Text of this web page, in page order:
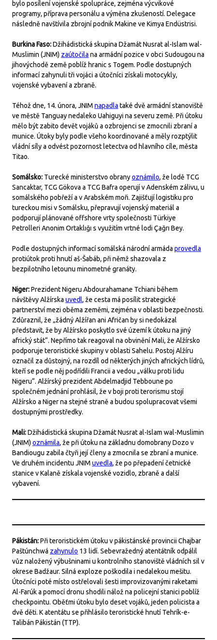
bylo posílení vojenské spolupráce, zejména výcvikové
programy, příprava personálu a výměna zkušeností. Delegace
následně navštívila zbrojní podnik Makine ve Kimya Endüstrisi.
Burkina Faso:Džihádistická skupina Džamát Nusrat al-Islam wal-
Muslimin (JNIM) zaútočila na armádní pozice v obci Sudougou na
jihovýchodě země poblíž hranic s Togem. Podle dostupných
informací zahynuli tři vojáci a útočníci získali motocykly,
vojenské vybavení a zbraně.
Téhož dne, 14. února, JNIM napadla také dvě armádní stanoviště
ve městě Tanguay nedaleko Uahiguyi na severu země. Při útoku
mělo být zabito devět vojáků a ozbrojenci se zmocnili zbraní a
munice. Útoky byly podle všeho koordinované a měly rozptýlit
vládní síly a odvést pozornost letectva od hlavního cíle, města
Titao.
Somálsko: Turecké ministerstvo obranyoznámilo, že lodě TCG
Sancaktar, TCG Gökova a TCG Bafra operují v Adenském zálivu, u
somálského pobřeží a v Arabském moři. Zajišťují logistiku pro
tureckou misi v Somálsku, přepravují vojenský materiál a
podporují plánované offshore vrty společnosti Türkiye
Petrolleri Anonim Ortaklığı s využitím vrtné lodi Çağrı Bey.
Podle dostupných informací somálská národní armáda provedla
protiútok proti hnutí aš-Šabáb, při němž shazovala z
bezpilotního letounu minometné granáty.
Niger:Prezident Nigeru Abdourahamane Tchiani během
návštěvy Alžírska uvedl, že cesta má posílit strategické
partnerství mezi oběma zeměmi, zejména v oblasti bezpečnosti.
Zdůraznil, že „žádný Alžířan ani Afričan by si nedokázal
představit, že by Alžírsko poskytlo své území k útoku na jiný
africký stát“. Nepřímo tak reagoval na obvinění Mali, že Alžírsko
podporuje teroristické skupiny v oblasti Sahelu. Postoj Alžíru
označil za důstojný, na rozdíl od některých jiných afrických lídrů,
kteří se podle něj podřídili Francii a vedou „válku proti lidu
Nigeru“. Alžírský prezident Abdelmadjid Tebboune po
společném jednání prohlásil, že v boji proti terorismu stojí
Alžírsko a Niger na stejné straně a budou spolupracovat všemi
dostupnými prostředky.
Mali:Džihádistická skupina Džamát Nusrat al-Islam wal-Muslimin
(JNIM) oznámila, že při útoku na základnu domobrany Dozo v
Bandiougu zabila čtyři její členy a zmocnila se zbraní a munice.
Ve druhém incidentu JNIM uvedla, že po přepadení četnické
stanice v Kalaně získala vojenské vozidlo, zbraně a další
vybavení.
Pákistán:Při teroristickém útoku v pákistánské provincii Chajbar
Paštúnchwá zahynulo 13 lidí. Sebevražedný atentátník odpálil
vůz naložený výbušninami u kontrolního stanoviště vládních sil v
okrese Badžaur. Silná exploze poškodila i nedalekou mešitu.
Útočníci poté místo ostřelovali šesti improvizovanými raketami
Al-Farúk a pomocí dronu shodili nálož na policejní stanici poblíž
checkpointu. Oběťmi útoku bylo deset vojáků, jeden policista a
dvě děti. K atentátu se přihlásilo teroristické hnutí Tehrík-e-
Talibán Pákistán (TTP).